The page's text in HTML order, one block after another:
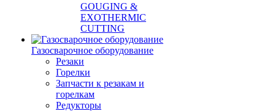
GOUGING &
EXOTHERMIC
CUTTING
Газосварочное оборудование
Резаки
Горелки
Запчасти к резакам и
горелкам
Редукторы